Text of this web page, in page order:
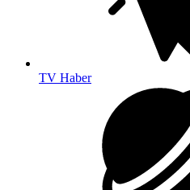
TV Haber